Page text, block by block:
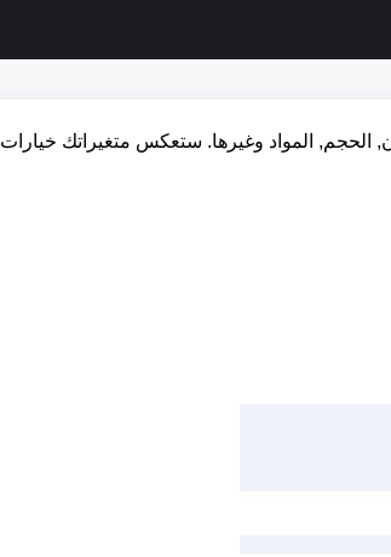
الحجم, المواد وغيرها. ستعكس متغيراتك خيارات